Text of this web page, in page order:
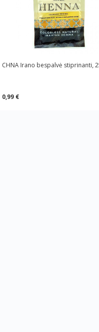
CHNA Irano bespalvė stiprinanti,
0,99 €